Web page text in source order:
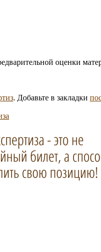
оценки
. Добавьте в закладки